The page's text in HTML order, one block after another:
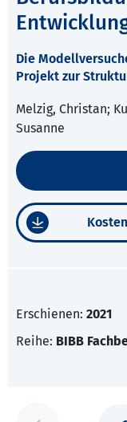
Die
Projekt zur
Melzig, Christan;
Susanne
Erschienen: 2021
Reihe: BIBB